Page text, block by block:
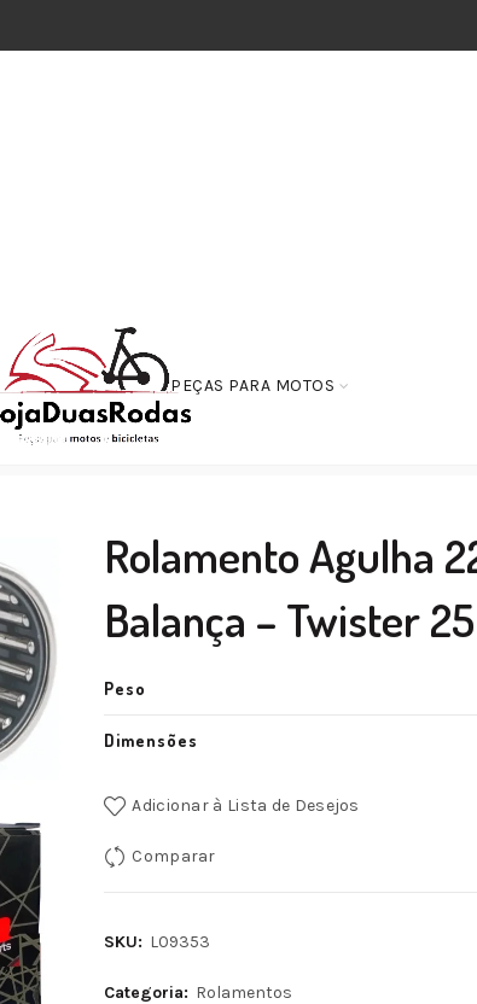
PEÇAS PARA MOTOS
22X29X30 da Balança – Twister 250 – CB300R
Rolamento Agulha
Balança – Twister
Peso
Dimensões
Adicionar à Lista de Desejos
Comparar
SKU: L09353
Categoria: Rolamentos